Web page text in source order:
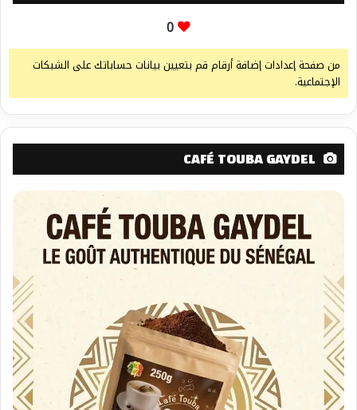
0
من صفحة إعدادات إضافة أرقام قم بتعيين بيانات حساباتك على الشبكات
الإجتماعية.
CAFÉ TOUBA GAYDEL